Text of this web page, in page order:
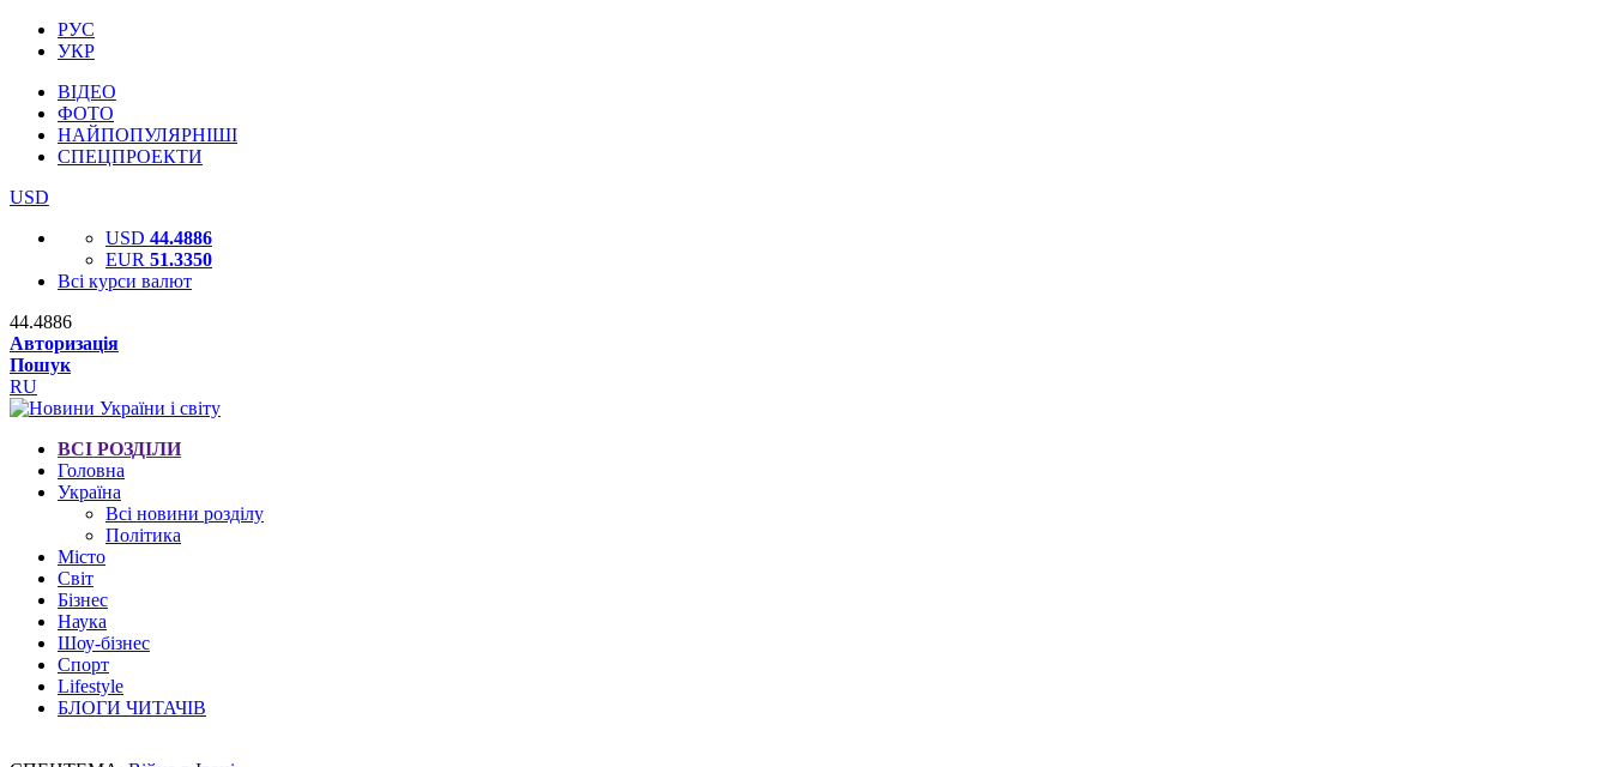
РУС
УКР
ВІДЕО
ФОТО
НАЙПОПУЛЯРНІШІ
СПЕЦПРОЕКТИ
USD
USD 44.4886
EUR 51.3350
Всі курси валют
44.4886
Авторизація
Пошук
RU
ВСІ РОЗДІЛИ
Головна
Україна
Всі новини розділу
Політика
Місто
Світ
Бізнес
Наука
Шоу-бізнес
Спорт
Lifestyle
БЛОГИ ЧИТАЧІВ